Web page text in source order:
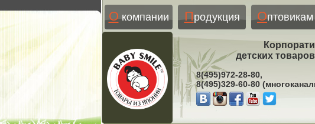
Окомпании Продукция Оптовикам
детских
8(495)972-28-80,
8(495)329-60-80